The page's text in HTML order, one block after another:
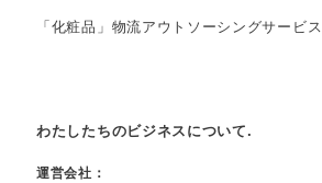
「化粧品」物流アウトソーシングサービス
わたしたちのビジネスについて.
運営会社：